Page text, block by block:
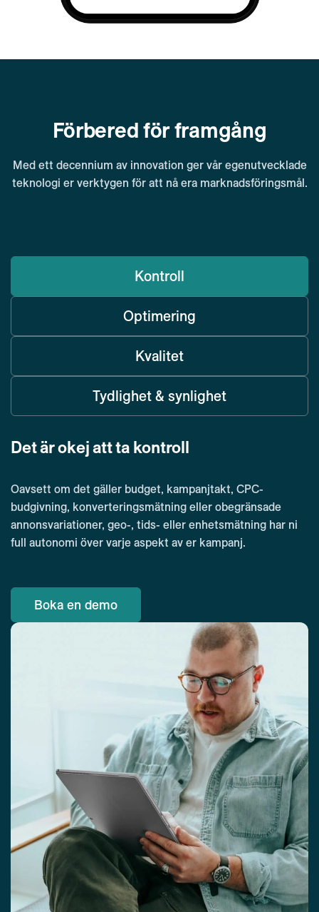
Förbered för framgång
Med ett decennium av innovation ger vår egenutvecklade
teknologi er verktygen för att nå era marknadsföringsmål.
Kontroll
Optimering
Kvalitet
Tydlighet & synlighet
Det är okej att ta kontroll
Oavsett om det gäller budget, kampanjtakt, CPC-
budgivning, konverteringsmätning eller obegränsade
annonsvariationer, geo-, tids- eller enhetsmätning har ni
full autonomi över varje aspekt av er kampanj.
Boka en demo